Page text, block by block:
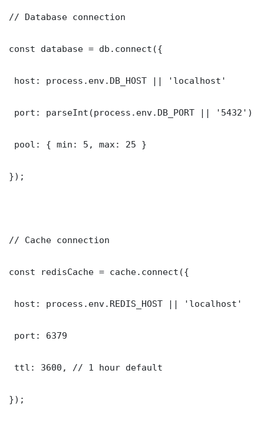
// Database connection
const database = db.connect({
host: process.env.DB_HOST || 'localhost'
port: parseInt(process.env.DB_PORT || '5432')
pool: { min: 5, max: 25 }
});
// Cache connection
const redisCache = cache.connect({
host: process.env.REDIS_HOST || 'localhost'
port: 6379
ttl: 3600, // 1 hour default
});